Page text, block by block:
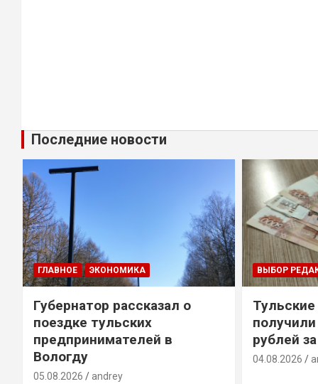
Последние новости
ГЛАВНОЕ ЭКОНОМИКА
Губернатор рассказал о
поездке тульских
предпринимателей в
Вологду
05.08.2026 andrey
ВЫБОР
рублей
04.08.2026